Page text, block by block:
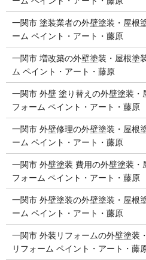
一関市 塗装業者の外壁塗装・屋根
ーム ペイント・アート・藤原
一関市 増改築の外壁塗装・屋根塗
ム ペイント・アート・藤原
一関市 外壁 塗り替えの外壁塗装・
フォーム ペイント・アート・藤原
一関市 外壁修理の外壁塗装・屋根
ーム ペイント・アート・藤原
一関市 外壁塗装 費用の外壁塗装・
フォーム ペイント・アート・藤原
一関市 外壁塗装の外壁塗装・屋根
ーム ペイント・アート・藤原
一関市 外装リフォームの外壁塗装
リフォーム ペイント・アート・藤